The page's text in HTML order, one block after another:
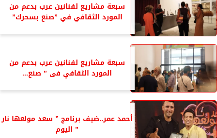
سبعة مشاريع لفنانين عرب بدعم من
المورد الثقافي في ”صنع بسحرك”
سبعة مشاريع لفنانين عرب بدعم من
المورد الثقافي فى ” صنع...
أحمد عمر..ضيف برنامج ” سعد مولعها نار
” اليوم